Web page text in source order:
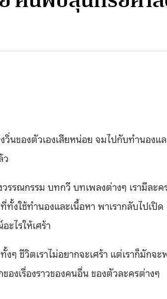
นของตัวเองเสียหน่อย จมไปกับทำนองแ
ว
รรณกรรม บทกวี บทเพลงต่างๆ เรามีละค
งใช้ทำนองและเนื้อหา พาเรากลับไปเปิด
ะไรให้เศร้า
ชีวิตเราไม่อยากจะเศร้า แต่เราก็มักจะ
องเรื่องราวของคนอื่น ของตัวละครต่างๆ